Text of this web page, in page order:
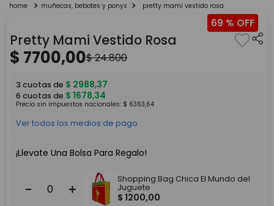
2.
lego
4.
monopatin
muñecas, bebotes y ponys pretty mami vestido rosa
69 %
Pretty Mami Vestido Rosa
$ 7700,00$24.800
3 cuotas de $ 2988,37
6 cuotas de $ 1678,34
Precio sin impuestos nacionales: $ 6363,64
Ver todos los medios de pago
¡Llevate Una Bolsa Para Regalo!
＋
－
Shopping Bag Chica El Mundo del
Juguete
$ 1200,00